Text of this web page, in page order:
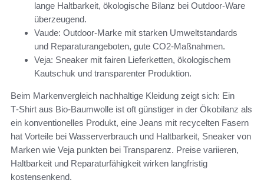
lange Haltbarkeit, ökologische Bilanz bei Outdoor-Ware
überzeugend.
Vaude: Outdoor-Marke mit starken Umweltstandards
und Reparaturangeboten, gute CO2-Maßnahmen.
Veja: Sneaker mit fairen Lieferketten, ökologischem
Kautschuk und transparenter Produktion.
Beim Markenvergleich nachhaltige Kleidung zeigt sich: Ein
T‑Shirt aus Bio-Baumwolle ist oft günstiger in der Ökobilanz als
ein konventionelles Produkt, eine Jeans mit recycelten Fasern
hat Vorteile bei Wasserverbrauch und Haltbarkeit, Sneaker von
Marken wie Veja punkten bei Transparenz. Preise variieren,
Haltbarkeit und Reparaturfähigkeit wirken langfristig
kostensenkend.